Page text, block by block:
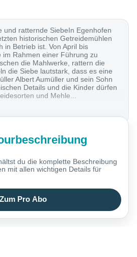
und ratternde SiebeIn Egenhofen
historischen Getreidemühlen
in Betrieb ist. Von April bis
im Rahmen einer Führung zu
die Mahlwerke, rattern die
die Siebe lautstark, dass es eine
Albert Aumüller und sein Sohn
Details und die Kinder dürfen
und Mehle...
du die komplette Beschreibung
mit allen wichtigen Details für
Zum Pro Abo